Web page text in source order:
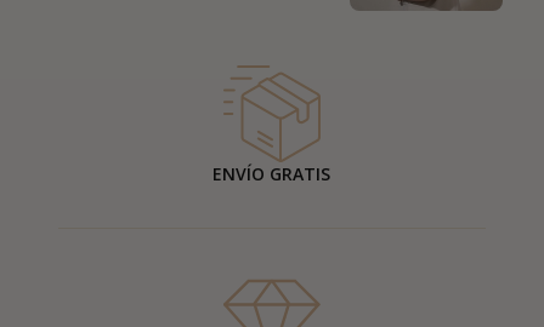
ENVÍO GRATIS